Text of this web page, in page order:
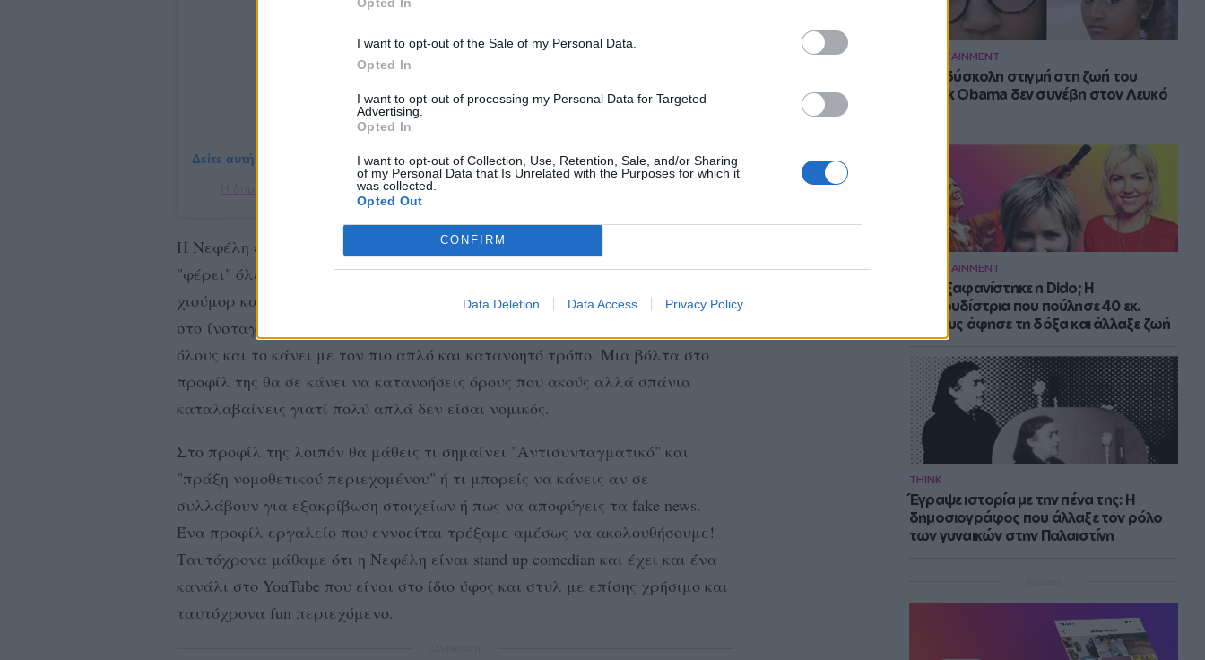
I want to opt-out of the Sale of my Personal Data.
Opted In
I want to opt-out of processing my Personal Data for Targeted
Advertising.
Opted In
I want to opt-out of Collection, Use, Retention, Sale, and/or Sharing
of my Personal Data that Is Unrelated with the Purposes for which it
was collected.
Opted Out
CONFIRM
Data Deletion Data Access Privacy Policy
ENTERTAINMENT
Η πιο δύσκολη στιγμή στη ζωή του
Barack Obama δεν συνέβη στον Λευκό
ENTERTAINMENT
Πού εξαφανίστηκε η Dido; Η
τραγουδίστρια που πούλησε 40 εκ.
δίσκους άφησε τη δόξα και άλλαξε ζωή
THINK
Έγραψε ιστορία με την πένα της: Η
δημοσιογράφος που άλλαξε τον ρόλο
των γυναικών στην Παλαιστίνη
Δείτε αυτή τη δημοσίευση στο Instagram.
Η δημοσίευση κοινοποιήθηκε από το χρήστη Nefeli Meg (@nefelimeg)
Η Νεφέλη είναι μόλις 23 ετών, έχει κιόλας τελειώσει τη νομική και έχει
"φέρει" όλες τις γνώσεις της στο ίνσταγκραμ μαζί με μια δόση έξυπνου
χιούμορ και ποιοτικής κωμωδίας! Μέσα από το προφίλ της
στο ίνσταγκραμ ενημερώνει για διάφορα θέματα που μας απασχολούν
όλους και το κάνει με τον πιο απλό και κατανοητό τρόπο. Μια βόλτα στο
προφίλ της θα σε κάνει να κατανοήσεις όρους που ακούς αλλά σπάνια
καταλαβαίνεις γιατί πολύ απλά δεν είσαι νομικός.
Στο προφίλ της λοιπόν θα μάθεις τι σημαίνει "Αντισυνταγματικό" και
"πράξη νομοθετικού περιεχομένου" ή τι μπορείς να κάνεις αν σε
συλλάβουν για εξακρίβωση στοιχείων ή πως να αποφύγεις τα fake news.
Ένα προφίλ εργαλείο που εννοείται τρέξαμε αμέσως να ακολουθήσουμε!
Ταυτόχρονα μάθαμε ότι η Νεφέλη είναι stand up comedian και έχει και ένα
κανάλι στο YouTube που είναι στο ίδιο ύφος και στυλ με επίσης χρήσιμο και
ταυτόχρονα fun περιεχόμενο.